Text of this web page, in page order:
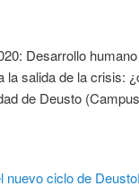
Desarrollo
la salida de la crisis:
de Deusto